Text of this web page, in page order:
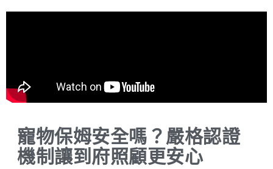
寵物保姆安全嗎？嚴格認證
機制讓到府照顧更安心